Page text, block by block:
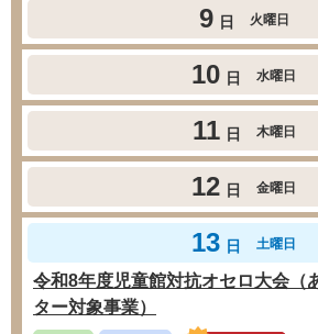
9 日 火曜日
10 日 水曜日
11 日 木曜日
12 日 金曜日
13 日 土曜日
令和8年度児童館対抗オセロ大会（
ター対象事業）